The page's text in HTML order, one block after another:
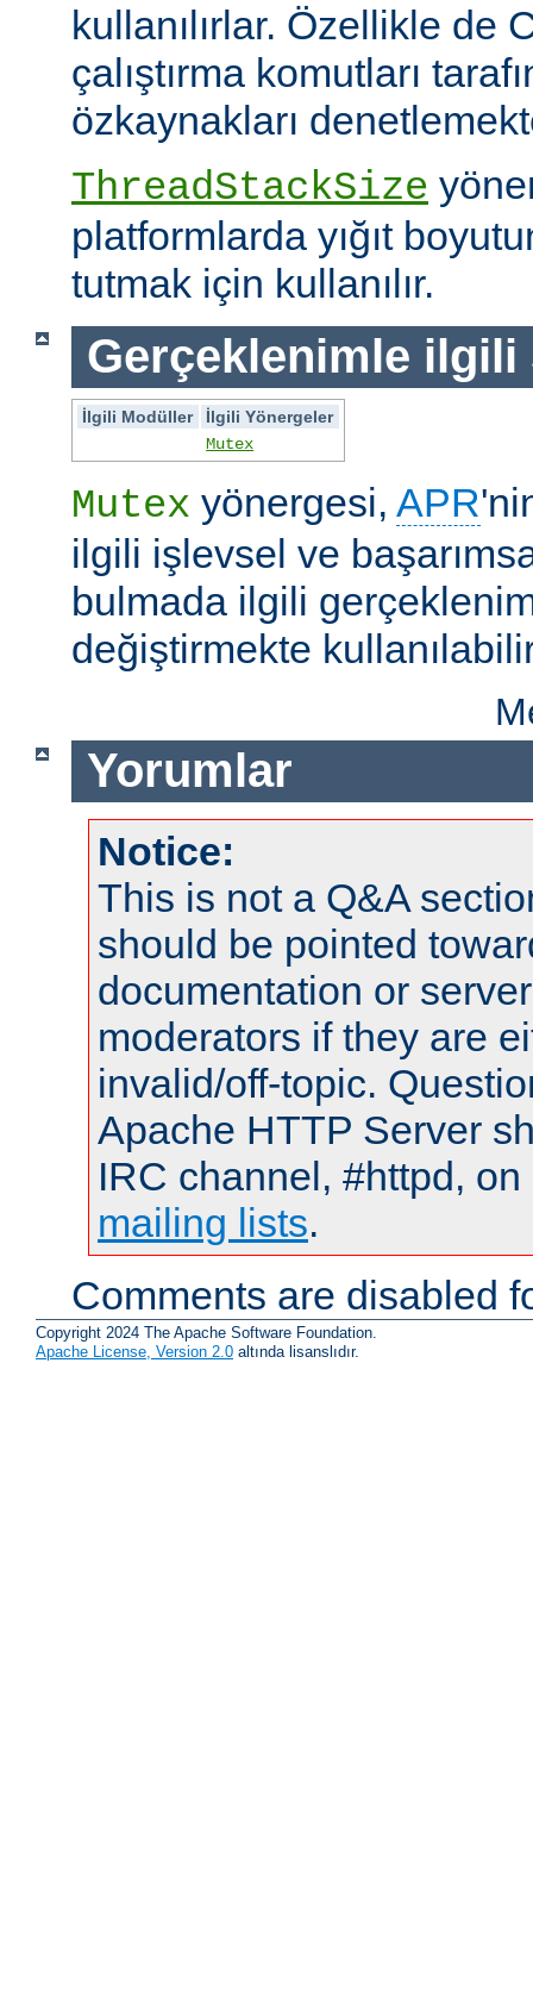
kullanılırlar. Özellikle de
çalıştırma komutları
özkaynakları
ThreadStackSize
platformlarda yığıt
tutmak için kullanılır.
Gerçeklenimle ilgili
İlgili Modüller
İlgili Yönergeler
Mutex
Mutex yönergesi, APR
ilgili işlevsel ve
bulmada ilgili
değiştirmekte
Yorumlar
Notice:
This is not a Q&A
should be pointed
documentation or
moderators if they are
invalid/off-topic.
Apache HTTP Server
IRC channel, #httpd,
mailing lists.
Comments are disabled
Copyright 2024 The Apache Software Foundation.
Apache License, Version 2.0 altında lisanslıdır.